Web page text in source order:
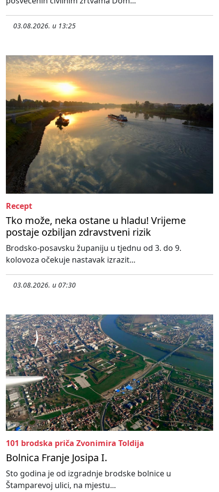
03.08.2026. u 13:25
Recept
Tko može, neka ostane u hladu! Vrijeme
postaje ozbiljan zdravstveni rizik
Brodsko-posavsku županiju u tjednu od 3. do 9.
kolovoza očekuje nastavak izrazit...
03.08.2026. u 07:30
101 brodska priča Zvonimira Toldija
Bolnica Franje Josipa I.
Sto godina je od izgradnje brodske bolnice u
Štamparevoj ulici, na mjestu...